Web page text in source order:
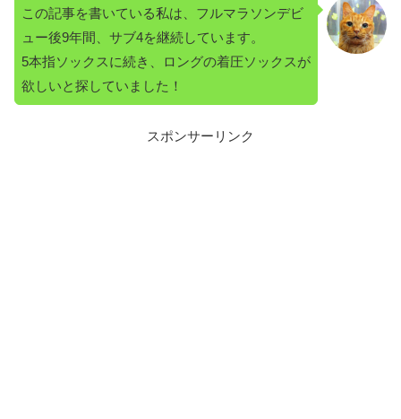
この記事を書いている私は、フルマラソンデビ
ュー後9年間、サブ4を継続しています。
5本指ソックスに続き、ロングの着圧ソックスが
欲しいと探していました！
スポンサーリンク